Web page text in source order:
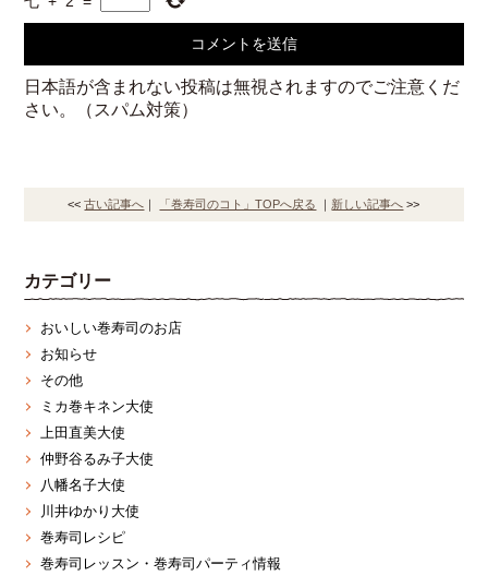
日本語が含まれない投稿は無視されますのでご注意くだ
さい。（スパム対策）
<<古い記事へ 「巻寿司のコト」TOPへ戻る 新しい記事へ >>
カテゴリー
おいしい巻寿司のお店
お知らせ
その他
ミカ巻キネン大使
上田直美大使
仲野谷るみ子大使
八幡名子大使
川井ゆかり大使
巻寿司レシピ
巻寿司レッスン・巻寿司パーティ情報